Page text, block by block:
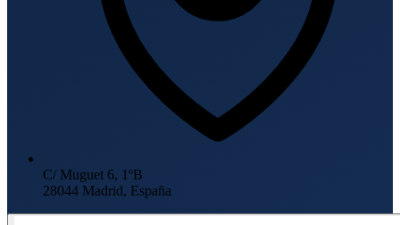
C/ Muguet 6, 1ºB
28044 Madrid, España